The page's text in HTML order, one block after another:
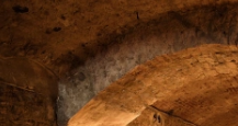
Rotweine aus Österreich |
Herbstliche Weinberge |